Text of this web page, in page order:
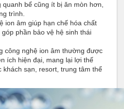
quanh bể cũng ít bị ăn mòn hơn,
trình.
ion âm giúp hạn chế hóa chất
phần bảo vệ hệ sinh thái
công nghệ ion âm thường được
ích hiện đại, mang lại lợi thế
khách sạn, resort, trung tâm thể